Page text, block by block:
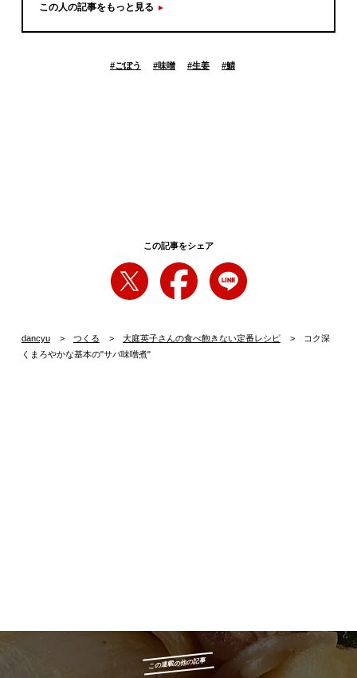
この人の記事をもっと見る
#ごぼう #味噌 #生姜 #鯖
この記事をシェア
dancyu つくる 大庭英子さんの食べ飽きない定番レシピ
コク深
くまろやかな基本の"サバ味噌煮"
この連載の他の記事